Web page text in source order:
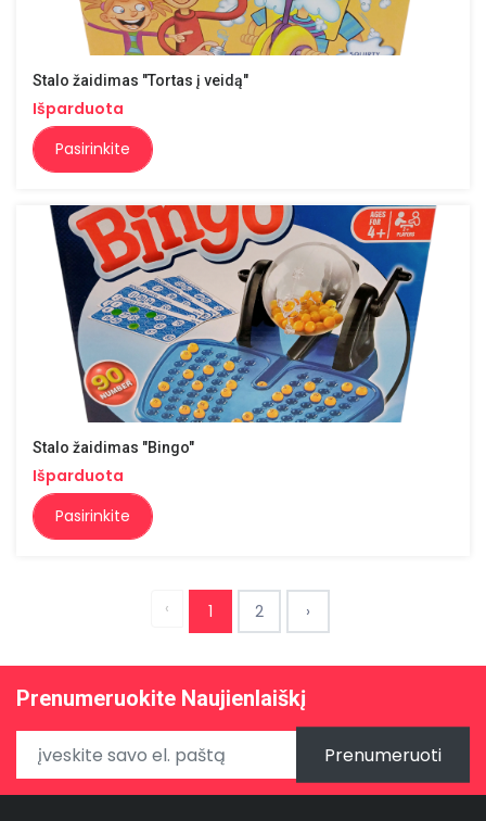
Stalo žaidimas "Tortas į veidą"
Išparduota
Pasirinkite
Stalo žaidimas "Bingo"
Išparduota
Pasirinkite
‹ 1 2 ›
Prenumeruokite Naujienlaiškį
Prenumeruoti